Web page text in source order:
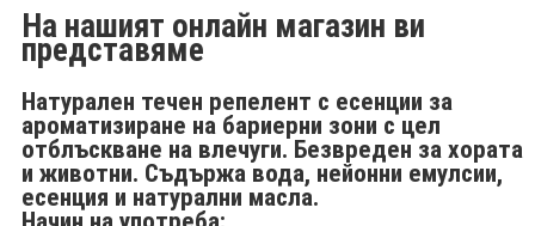
На нашият онлайн магазин ви
представяме
Натурален течен репелент с есенции за
ароматизиране на бариерни зони с цел
отблъскване на влечуги. Безвреден за хората
и животни. Съдържа вода, нейонни емулсии,
есенция и натурални масла.